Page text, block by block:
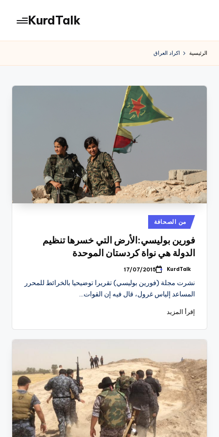
المحتوى
KurdTalk
الرئيسية اكراد العراق
نُشر
في
من الصحافة
فورين بوليسي:الأرض التي خسرها تنظيم
الدولة هي نواة كردستان الموحدة
تمّ
بواسطة
KurdTalk
17/07/2015
نشرت مجلة (فورين بوليسي) تقريرا توضيحيا بالخرائط للمحرر
المساعد إلياس غرول، قال فيه إن القوات…
إقرأ المزيد